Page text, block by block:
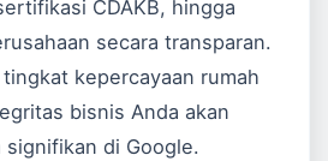
CDAKB, hingga
secara transparan.
kepercayaan rumah
bisnis Anda akan
signifikan di Google.